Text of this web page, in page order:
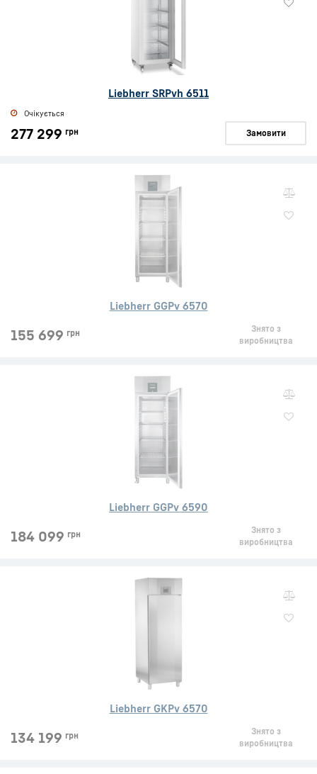
Liebherr SRPvh 6511
Очікується
277 299 грн Замовити
Liebherr GGPv 6570
155 699 грн
Знято з
виробництва
Liebherr GGPv 6590
184 099 грн
Знято з
виробництва
Liebherr GKPv 6570
134 199 грн
Знято з
виробництва